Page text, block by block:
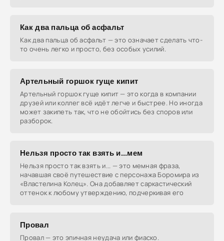
Как два пальца об асфальт
Как два пальца об асфальт — это означает сделать что-
то очень легко и просто, без особых усилий.
Артельный горшок гуще кипит
Артельный горшок гуще кипит — это когда в компании
друзей или коллег всё идёт легче и быстрее. Но иногда
может закипеть так, что не обойтись без споров или
разборок.
Нельзя просто так взять и...мем
Нельзя просто так взять и... — это мемная фраза,
начавшая своё путешествие с персонажа Боромира из
«Властелина Колец». Она добавляет саркастический
оттенок к любому утверждению, подчеркивая его
Провал
Провал — это эпичная неудача или фиаско.